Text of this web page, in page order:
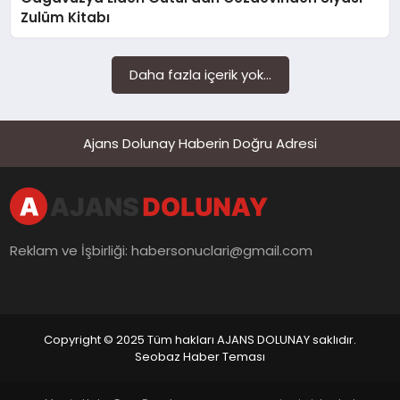
Zulüm Kitabı
Daha fazla içerik yok...
Ajans Dolunay Haberin Doğru Adresi
Reklam ve İşbirliği:habersonuclari@gmail.com
Copyright © 2025 Tüm hakları AJANS DOLUNAY saklıdır.
Seobaz Haber Teması